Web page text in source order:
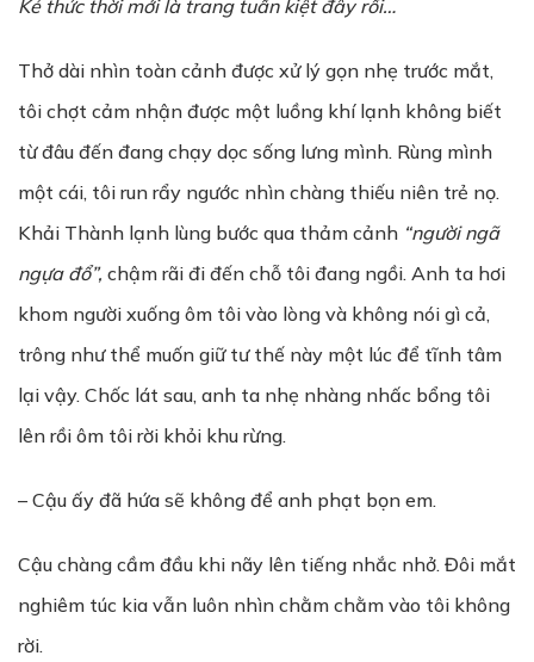
Kẻ thức thời mới là trang tuấn kiệt đây rồi…
Thở dài nhìn toàn cảnh được xử lý gọn nhẹ trước mắt,
tôi chợt cảm nhận được một luồng khí lạnh không biết
từ đâu đến đang chạy dọc sống lưng mình. Rùng mình
một cái, tôi run rẩy ngước nhìn chàng thiếu niên trẻ nọ.
Khải Thành lạnh lùng bước qua thảm cảnh “người ngã
ngựa đổ”, chậm rãi đi đến chỗ tôi đang ngồi. Anh ta hơi
khom người xuống ôm tôi vào lòng và không nói gì cả,
trông như thể muốn giữ tư thế này một lúc để tĩnh tâm
lại vậy. Chốc lát sau, anh ta nhẹ nhàng nhấc bổng tôi
lên rồi ôm tôi rời khỏi khu rừng.
– Cậu ấy đã hứa sẽ không để anh phạt bọn em.
Cậu chàng cầm đầu khi nãy lên tiếng nhắc nhở. Đôi mắt
nghiêm túc kia vẫn luôn nhìn chằm chằm vào tôi không
rời.